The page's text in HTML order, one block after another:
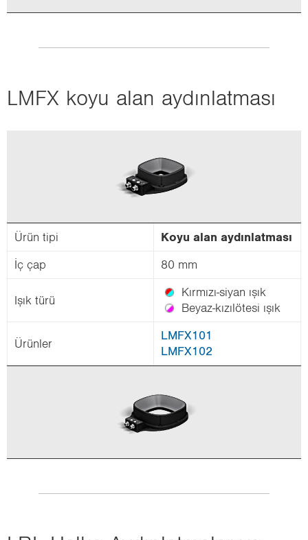
LMFX koyu alan ay­dın­lat­ma­sı
Ürün tipi Koyu alan ay­dın­lat­ma­sı
İç çap 80 mm
Işık türü
Kırmızı-​siyan ışık
Beyaz-​kızılötesi ışık
Ürün­ler
LMFX101
LMFX102